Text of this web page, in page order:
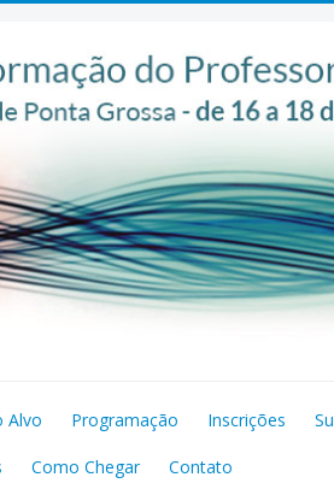
Alvo Programação Inscrições
Como Chegar Contato